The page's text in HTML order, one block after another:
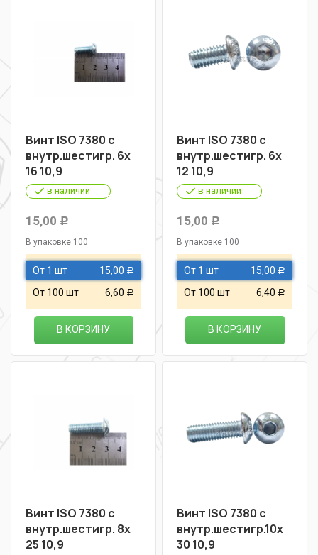
Винт ISO 7380 с
внутр.шестигр. 6х
16 10,9
в наличии
15,00 Р
В упаковке 100
От 1 шт 15,00 Р
От 100 шт 6,60 Р
В КОРЗИНУ
Винт ISO 7380 с
внутр.шестигр. 6х
12 10,9
в наличии
15,00 Р
В упаковке 100
От 1 шт 15,00 Р
От 100 шт 6,40 Р
В КОРЗИНУ
Винт ISO 7380 с
внутр.шестигр. 8х
25 10,9
Винт ISO 7380 с
внутр.шестигр.10х
30 10,9